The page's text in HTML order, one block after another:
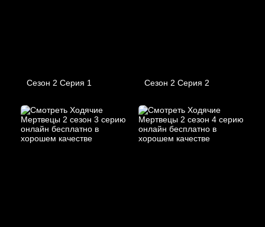
Сезон 2 Серия 1 Сезон 2 Серия 2